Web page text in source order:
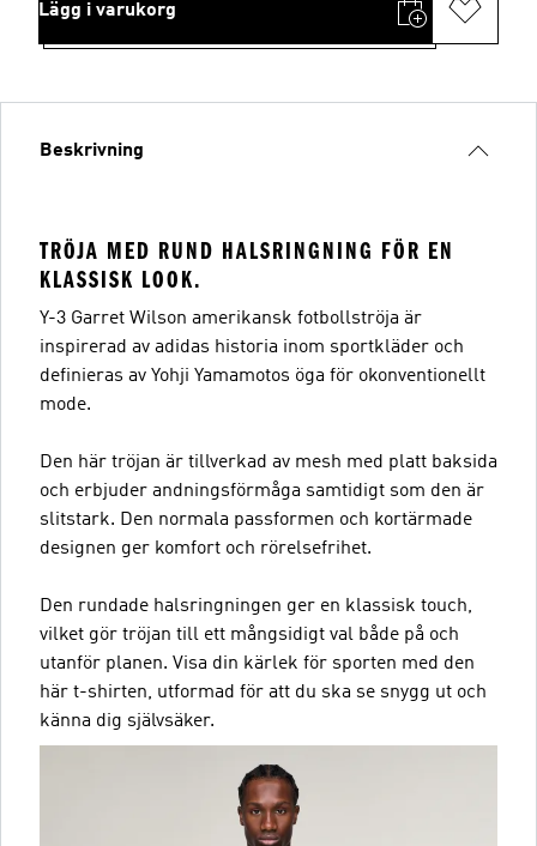
Lägg i varukorg
Beskrivning
TRÖJA MED RUND HALSRINGNING FÖR EN
KLASSISK LOOK.
Y-3 Garret Wilson amerikansk fotbollströja är
inspirerad av adidas historia inom sportkläder och
definieras av Yohji Yamamotos öga för okonventionellt
mode.
Den här tröjan är tillverkad av mesh med platt baksida
och erbjuder andningsförmåga samtidigt som den är
slitstark. Den normala passformen och kortärmade
designen ger komfort och rörelsefrihet.
Den rundade halsringningen ger en klassisk touch,
vilket gör tröjan till ett mångsidigt val både på och
utanför planen. Visa din kärlek för sporten med den
här t-shirten, utformad för att du ska se snygg ut och
känna dig självsäker.